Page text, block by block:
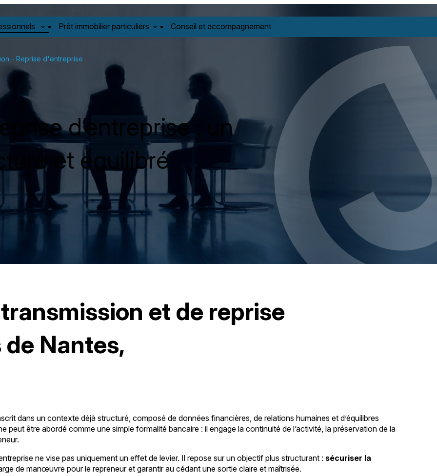
Prêt immobilier particuliers Conseil et accompagnement
- Reprise d'entreprise
d’entreprise : un
et équilibré
et de reprise
de Nantes,
dans un contexte déjà structuré, composé de données financières, de relations humaines et d’équilibres
peut être abordé comme une simple formalité bancaire : il engage la continuité de l’activité, la préservation de la
ne vise pas uniquement un effet de levier. Il repose sur un objectif plus structurant : sécuriser la
de manœuvre pour le repreneur et garantir au cédant une sortie claire et maîtrisée.